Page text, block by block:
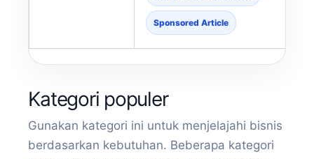
Sponsored Article
Kategori populer
Gunakan kategori ini untuk menjelajahi bisnis
berdasarkan kebutuhan. Beberapa kategori